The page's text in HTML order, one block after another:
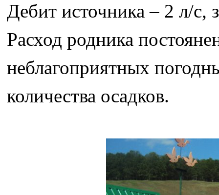
Дебит источника – 2 л/с,
Расход родника
неблагоприятных
количества осадков.